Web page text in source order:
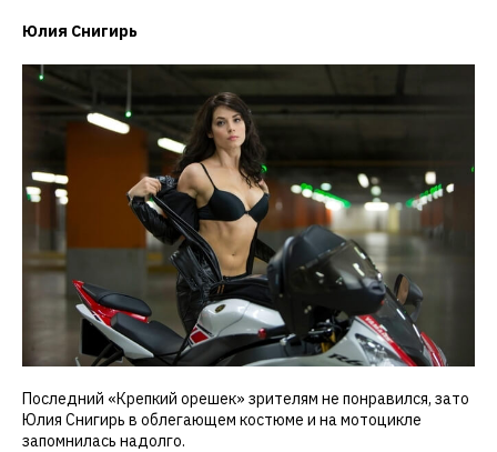
Юлия Снигирь
Последний «Крепкий орешек» зрителям не понравился, зато
Юлия Снигирь в облегающем костюме и на мотоцикле
запомнилась надолго.